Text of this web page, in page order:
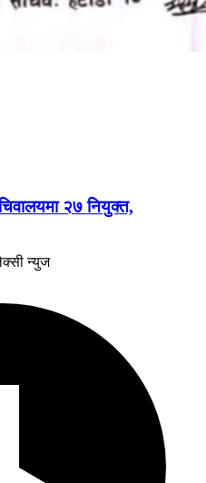
२७ नियुक्त,
न्युज